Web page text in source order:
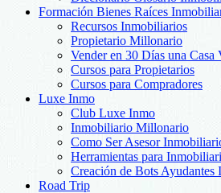
Formación Bienes Raíces
Recursos Inmobiliarios
Propietario Millonario
Vender en 30 Días una Casa
Cursos para Propietarios
Cursos para Compradores
Luxe Inmo
Club Luxe Inmo
Inmobiliario Millonario
Como Ser Asesor
Herramientas para
Creación de Bots Ayudantes
Road Trip